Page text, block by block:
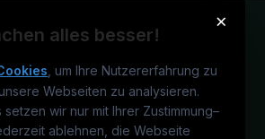
×
alles besser!
, um Ihre Nutzererfahrung zu
Webseiten zu analysieren.
wir nur mit Ihrer Zustimmung–
ablehnen, die Webseite